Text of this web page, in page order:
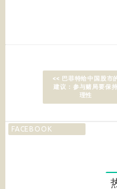
<< 巴菲特给中国股市
建议：参与赌局要保持
理性
FACEBOOK